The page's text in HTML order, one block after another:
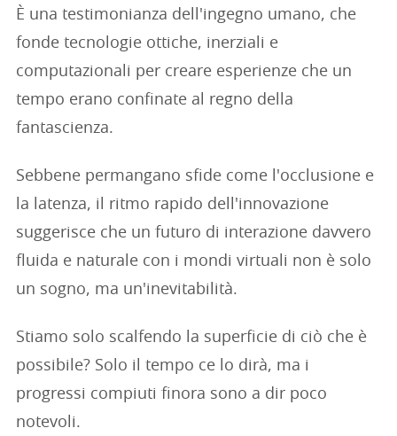
È una testimonianza dell'ingegno umano, che
fonde tecnologie ottiche, inerziali e
computazionali per creare esperienze che un
tempo erano confinate al regno della
fantascienza.
Sebbene permangano sfide come l'occlusione e
la latenza, il ritmo rapido dell'innovazione
suggerisce che un futuro di interazione davvero
fluida e naturale con i mondi virtuali non è solo
un sogno, ma un'inevitabilità.
Stiamo solo scalfendo la superficie di ciò che è
possibile? Solo il tempo ce lo dirà, ma i
progressi compiuti finora sono a dir poco
notevoli.